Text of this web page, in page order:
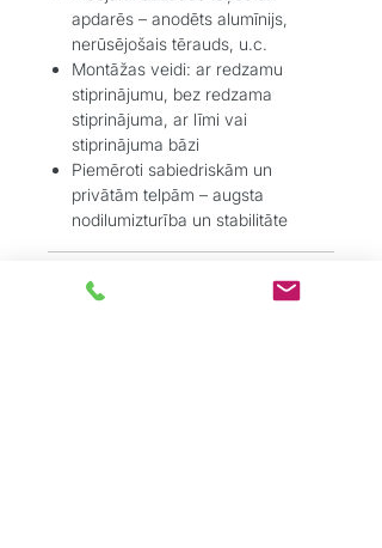
apdarēs – anodēts alumīnijs,
nerūsējošais tērauds, u.c.
Montāžas veidi: ar redzamu
stiprinājumu, bez redzama
stiprinājuma, ar līmi vai
stiprinājuma bāzi
Piemēroti sabiedriskām un
privātām telpām – augsta
nodilumizturība un stabilitāte
Pielietojums: